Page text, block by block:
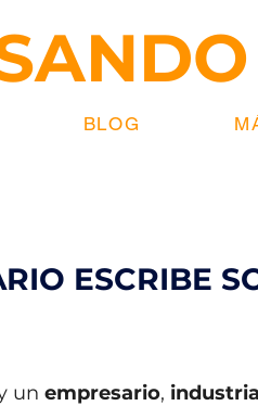
BLOG
ESCRIBE
un empresario,